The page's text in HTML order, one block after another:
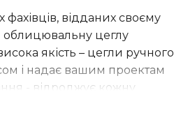
відданих своєму
облицювальну цеглу
якість – цегли ручного
і надає вашим проектам
- відроджує кожну
не випадково.